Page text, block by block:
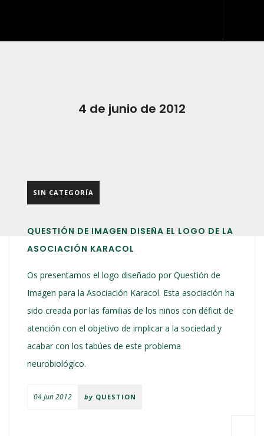
CONTACTO
4 de junio de 2012
SIN CATEGORÍA
QUESTIÓN DE IMAGEN DISEÑA EL LOGO DE LA
ASOCIACIÓN KARACOL
Os presentamos el logo diseñado por Questión de
Imagen para la Asociación Karacol. Esta asociación ha
sido creada por las familias de los niños con déficit de
atención con el objetivo de implicar a la sociedad y
acabar con los tabúes de este problema
neurobiológico.
04 Jun 2012 by QUESTION